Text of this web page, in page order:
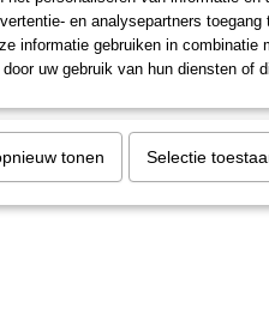
en analysepartners
informatie gebruiken in combinatie
uw gebruik van hun diensten of
tonen Selectie